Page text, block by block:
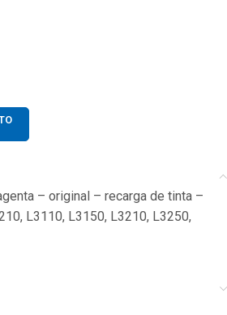
– original – recarga de tinta –
L3110, L3150, L3210, L3250,